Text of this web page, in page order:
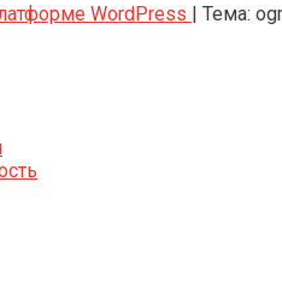
WordPress
Тема: